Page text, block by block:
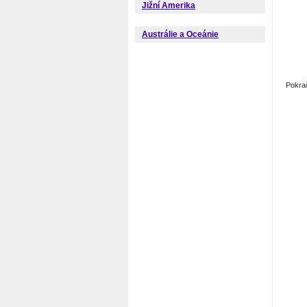
Jižní Amerika
Austrálie a Oceánie